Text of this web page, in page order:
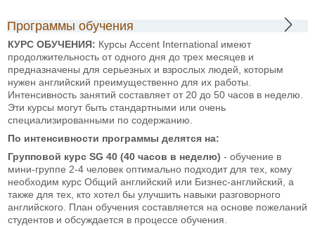
Программы обучения
КУРС ОБУЧЕНИЯ: Курсы Accent International имеют
продолжительность от одного дня до трех месяцев и
предназначены для серьезных и взрослых людей, которым
нужен английский преимущественно для их работы.
Интенсивность занятий составляет от 20 до 50 часов в неделю.
Эти курсы могут быть стандартными или очень
специализированными по содержанию.
По интенсивности программы делятся на:
Групповой курс SG 40 (40 часов в неделю) - обучение в
мини-группе 2-4 человек оптимально подходит для тех, кому
необходим курс Общий английский или Бизнес-английский, а
также для тех, кто хотел бы улучшить навыки разговорного
английского. План обучения составляется на основе пожеланий
студентов и обсуждается в процессе обучения.